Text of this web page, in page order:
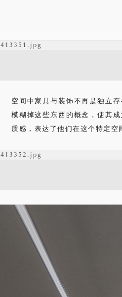
空间中家具与装饰不再是独立
模糊掉这些东西的概念，使其
质感，表达了他们在这个特定空